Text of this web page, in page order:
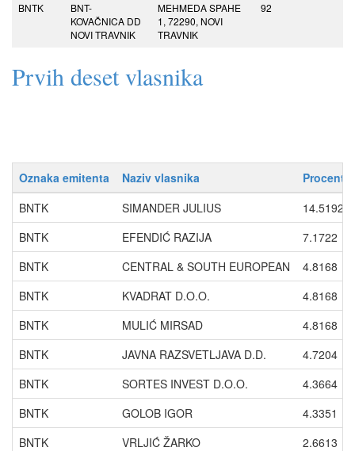
BNTK
BNT-
KOVAČNICA DD
NOVI TRAVNIK
MEHMEDA SPAHE
1, 72290, NOVI
TRAVNIK
92
Prvih deset vlasnika
Oznaka emitenta Naziv vlasnika
Procenti
BNTK
SIMANDER JULIUS
14.5192
BNTK
EFENDIĆ RAZIJA
7.1722
BNTK
CENTRAL & SOUTH EUROPEAN
4.8168
BNTK
KVADRAT D.O.O.
4.8168
BNTK
MULIĆ MIRSAD
4.8168
BNTK
JAVNA RAZSVETLJAVA D.D.
4.7204
BNTK
SORTES INVEST D.O.O.
4.3664
BNTK
GOLOB IGOR
4.3351
BNTK
VRLJIĆ ŽARKO
2.6613